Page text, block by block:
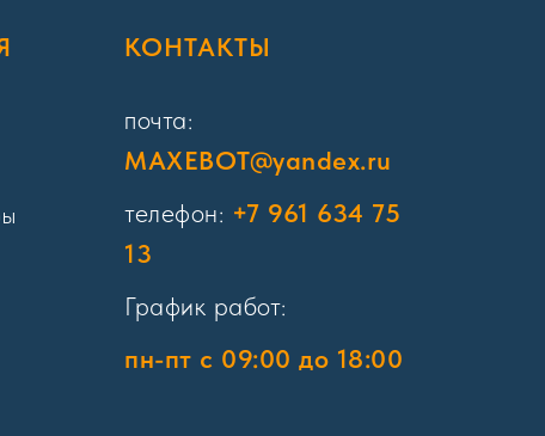
КОНТАКТЫ
почта:
MAXEBOT@yandex.ru
телефон: +7 961 634 75
13
График работ:
пн-пт с 09:00 до 18:00